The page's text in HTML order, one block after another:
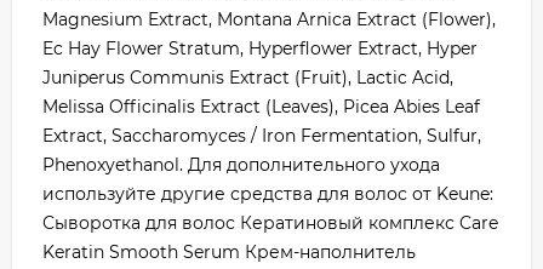
Magnesium Extract, Montana Arnica Extract (Flower),
Ec Hay Flower Stratum, Hyperflower Extract, Hyper
Juniperus Communis Extract (Fruit), Lactic Acid,
Melissa Officinalis Extract (Leaves), Picea Abies Leaf
Extract, Saccharomyces / Iron Fermentation, Sulfur,
Phenoxyethanol. Для дополнительного ухода
используйте другие средства для волос от Keune:
Сыворотка для волос Кератиновый комплекс Care
Keratin Smooth Serum Крем-наполнитель